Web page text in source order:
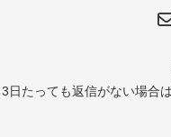
3日たっても返信がない場合